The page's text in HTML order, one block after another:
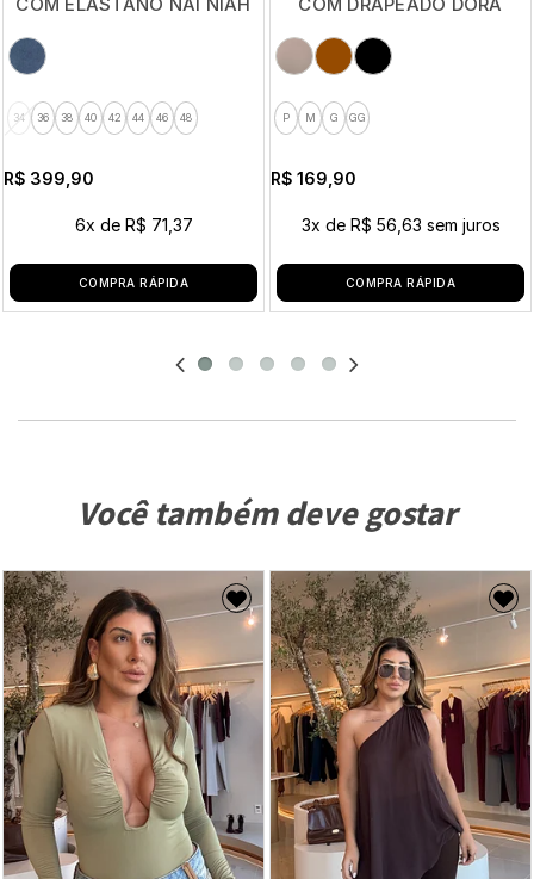
COM ELASTANO NAI NIAH
34 36 38 40 42 44 46 48
R$ 399,90
6x de R$ 71,37
COMPRA RÁPIDA
COM DRAPEADO DORA
P M G GG
R$ 169,90
3x de R$ 56,63 sem juros
COMPRA RÁPIDA
Você também deve gostar